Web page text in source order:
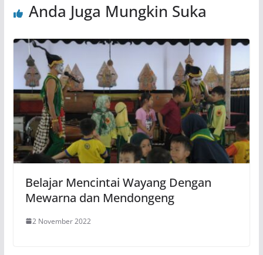
Anda Juga Mungkin Suka
Belajar Mencintai Wayang Dengan
Mewarna dan Mendongeng
2 November 2022